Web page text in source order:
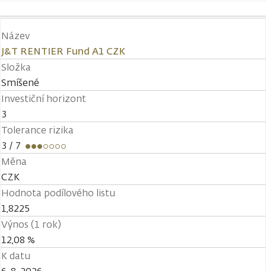
Název
J&T RENTIER Fund A1 CZK
Složka
Smíšené
Investiční horizont
3
Tolerance rizika
3 / 7
Měna
CZK
Hodnota podílového listu
1,8225
Výnos (1 rok)
12,08 %
K datu